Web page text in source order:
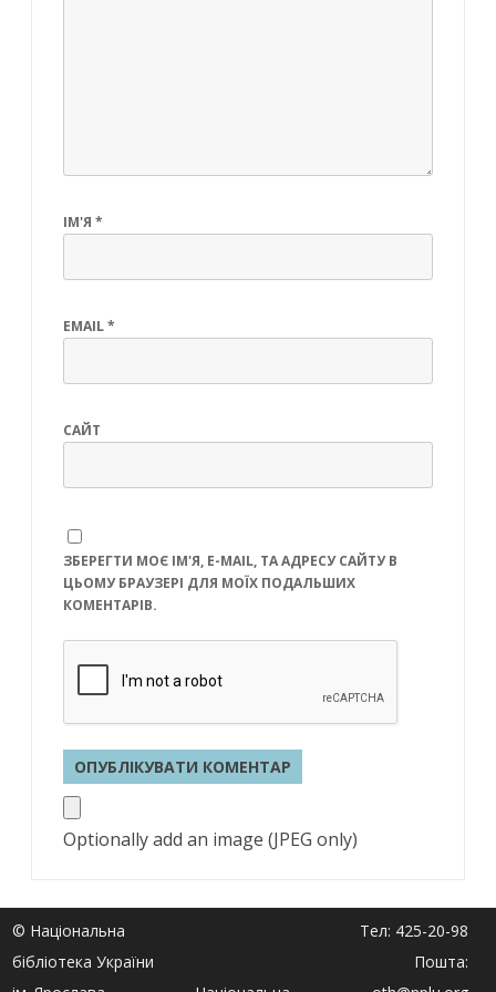
ІМ'Я *
EMAIL*
САЙТ
ЗБЕРЕГТИ МОЄ ІМ'Я, E-MAIL, ТА АДРЕСУ САЙТУ В
ЦЬОМУ БРАУЗЕРІ ДЛЯ МОЇХ ПОДАЛЬШИХ
КОМЕНТАРІВ.
Optionally add an image (JPEG only)
© Національна
бібліотека України
Тел: 425-20-98
Пошта: